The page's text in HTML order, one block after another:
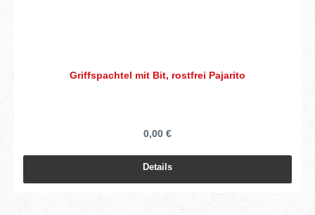
Griffspachtel mit Bit, rostfrei Pajarito
0,00 €
Details